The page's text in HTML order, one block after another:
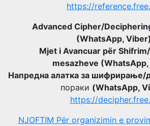
https://
Advanced Cipher/
(WhatsApp, Viber)
Mjet i Avancuar për
mesazheve
Напредна алатка за
пораки (WhatsApp,
https://
NJOFTIM Për organizimin e